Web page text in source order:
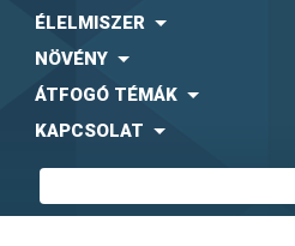
ÉLELMISZER
NÖVÉNY
ÁTFOGÓ TÉMÁK
KAPCSOLAT